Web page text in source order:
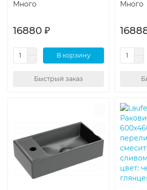
Много
16880 ₽
В корзину
Быстрый заказ
Много